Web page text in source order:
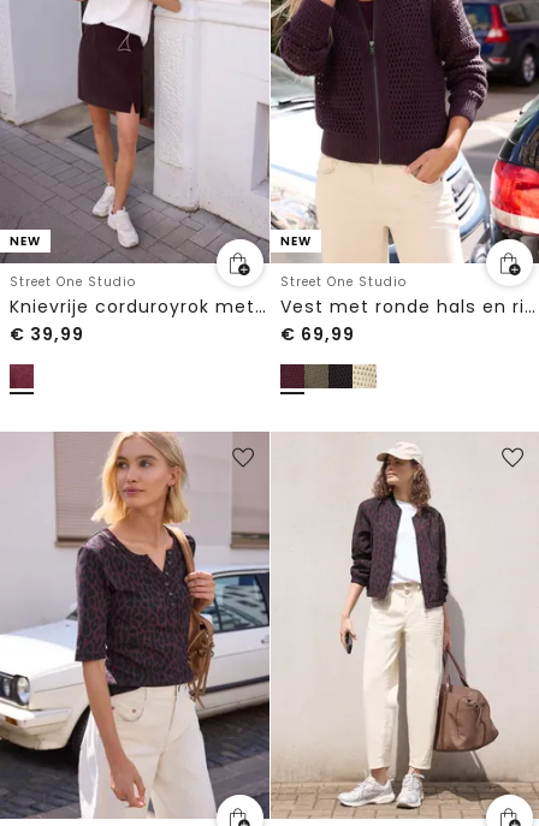
NEW
Street One Studio
Knievrije corduroyrok met split
€ 39,99
NEW
Street One Studio
Vest met ronde hals en ritssluiting
€ 69,99